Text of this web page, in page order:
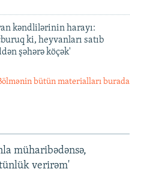
kəndlilərinin harayı:
ki, heyvanları satıb
şəhərə köçək'
bütün materialları burada
müharibədənsə,
verirəm'